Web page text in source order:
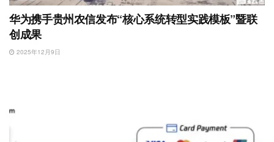
华为携手贵州农信发布“核心系统转型实践模板”暨联
创成果
2025年12月9日